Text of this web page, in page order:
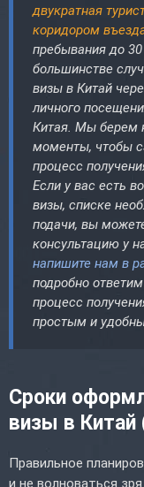
двукратная
коридором
пребывания до
большинстве
визы в Китай
личного
Китая. Мы берем
моменты, чтобы
процесс
Если у вас есть
визы, списке
подачи, вы
консультацию у
напишите нам в
подробно
процесс
простым и
Сроки
визы в Китай
Правильное
и не волноваться